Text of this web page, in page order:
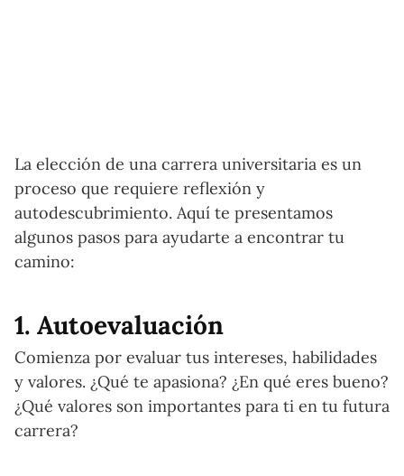
La elección de una carrera universitaria es un
proceso que requiere reflexión y
autodescubrimiento. Aquí te presentamos
algunos pasos para ayudarte a encontrar tu
camino:
1. Autoevaluación
Comienza por evaluar tus intereses, habilidades
y valores. ¿Qué te apasiona? ¿En qué eres bueno?
¿Qué valores son importantes para ti en tu futura
carrera?